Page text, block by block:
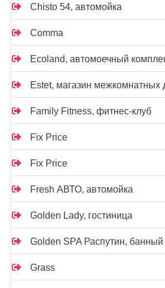
Chisto 54, автомойка
Comma
Ecoland, автомоечный
Estet, магазин межкомнатных
Family Fitness, фитнес-клуб
Fix Price
Fix Price
Fresh АВТО, автомойка
Golden Lady, гостиница
Golden SPA Распутин, банный
Grass